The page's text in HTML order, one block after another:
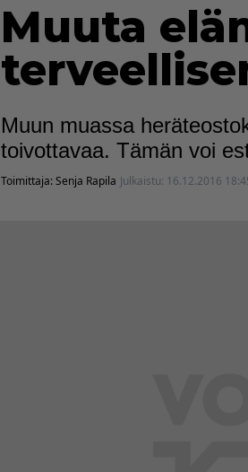
Muuta
Muun muassa
toivottavaa. Tämän voi
Toimittaja:Senja Rapila Julkaistu: 16.12.2016